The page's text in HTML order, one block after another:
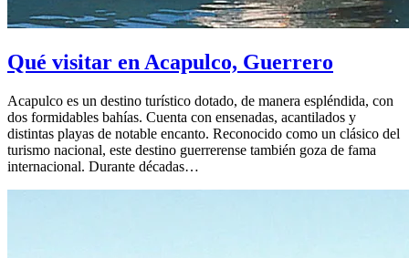
Qué visitar en Acapulco, Guerrero
Acapulco es un destino turístico dotado, de manera espléndida, con
dos formidables bahías. Cuenta con ensenadas, acantilados y
distintas playas de notable encanto. Reconocido como un clásico del
turismo nacional, este destino guerrerense también goza de fama
internacional. Durante décadas…